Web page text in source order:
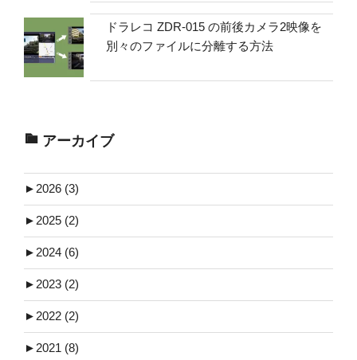
ドラレコ ZDR-015 の前後カメラ2映像を
別々のファイルに分離する方法
アーカイブ
► 2026 (3)
► 2025 (2)
► 2024 (6)
► 2023 (2)
► 2022 (2)
► 2021 (8)